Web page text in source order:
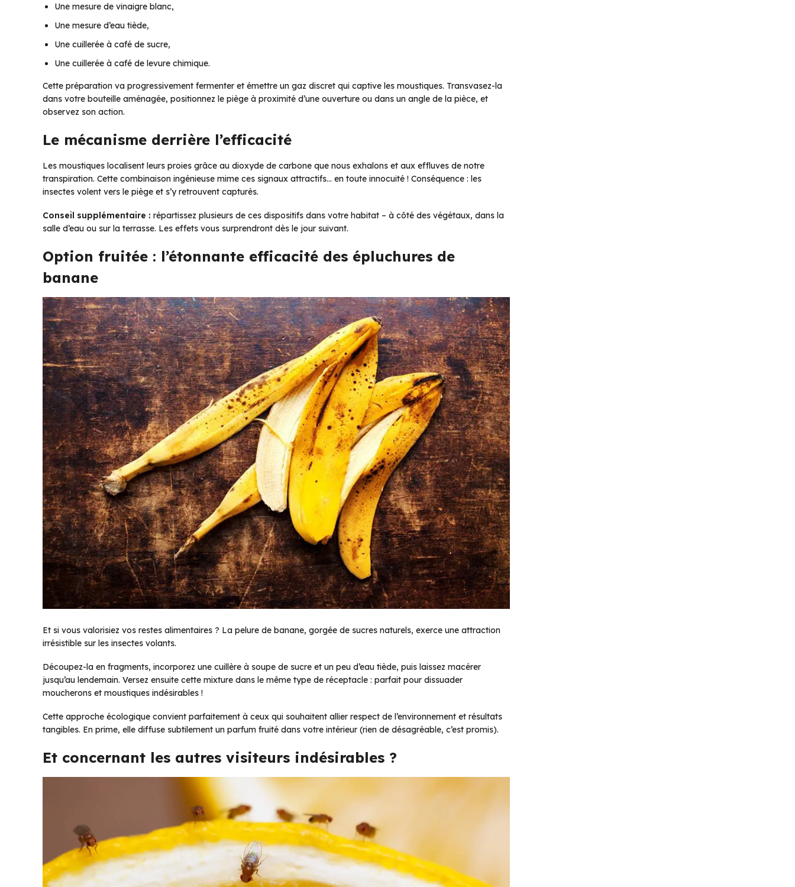
Une mesure de vinaigre blanc,
Une mesure d’eau tiède,
Une cuillerée à café de sucre,
Une cuillerée à café de levure chimique.
Cette préparation va progressivement fermenter et émettre un gaz discret qui captive les moustiques. Transvasez-la
dans votre bouteille aménagée, positionnez le piège à proximité d’une ouverture ou dans un angle de la pièce, et
observez son action.
Le mécanisme derrière l’efficacité
Les moustiques localisent leurs proies grâce au dioxyde de carbone que nous exhalons et aux effluves de notre
transpiration. Cette combinaison ingénieuse mime ces signaux attractifs… en toute innocuité ! Conséquence : les
insectes volent vers le piège et s’y retrouvent capturés.
Conseil supplémentaire : répartissez plusieurs de ces dispositifs dans votre habitat – à côté des végétaux, dans la
salle d’eau ou sur la terrasse. Les effets vous surprendront dès le jour suivant.
Option fruitée : l’étonnante efficacité des épluchures de
banane
Et si vous valorisiez vos restes alimentaires ? La pelure de banane, gorgée de sucres naturels, exerce une attraction
irrésistible sur les insectes volants.
Découpez-la en fragments, incorporez une cuillère à soupe de sucre et un peu d’eau tiède, puis laissez macérer
jusqu’au lendemain. Versez ensuite cette mixture dans le même type de réceptacle : parfait pour dissuader
moucherons et moustiques indésirables !
Cette approche écologique convient parfaitement à ceux qui souhaitent allier respect de l’environnement et résultats
tangibles. En prime, elle diffuse subtilement un parfum fruité dans votre intérieur (rien de désagréable, c’est promis).
Et concernant les autres visiteurs indésirables ?